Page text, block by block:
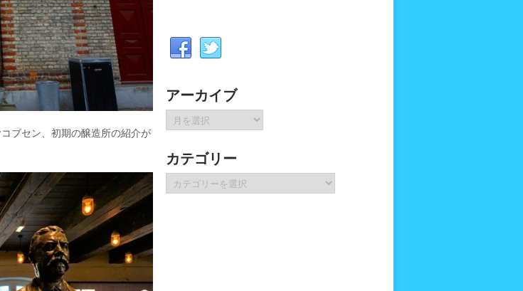
ブセン、初期の醸造所の紹介が
アーカイブ
ア
ー
イ
ブ
カテゴリー
テ